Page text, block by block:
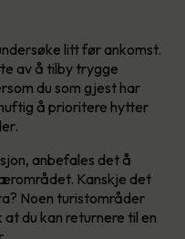
litt før ankomst.
av å tilby trygge
du som gjest har
å prioritere hytter
anbefales det å
Kanskje det
Noen turistområder
du kan returnere til en